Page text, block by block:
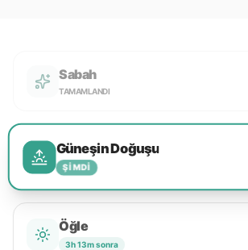
Sabah
TAMAMLANDI
Güneşin Doğuşu
ŞIMDI
Öğle
3h 13m sonra